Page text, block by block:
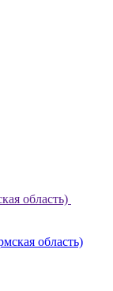
область)
область)